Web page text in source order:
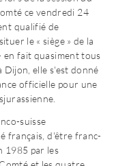
ce vendredi 24
qualifié de
le « siège » de la
en fait quasiment tous
elle s'est donné
officielle pour une
suisse
français, d'être franc-
1985 par les